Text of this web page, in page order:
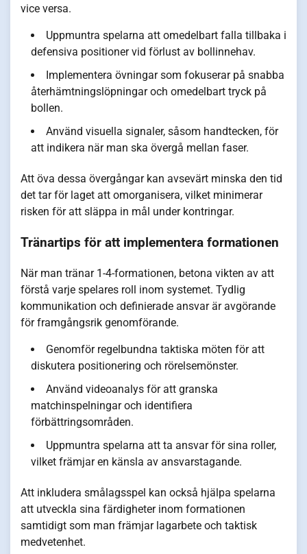
vice versa.
Uppmuntra spelarna att omedelbart falla tillbaka i
defensiva positioner vid förlust av bollinnehav.
Implementera övningar som fokuserar på snabba
återhämtningslöpningar och omedelbart tryck på
bollen.
Använd visuella signaler, såsom handtecken, för
att indikera när man ska övergå mellan faser.
Att öva dessa övergångar kan avsevärt minska den tid
det tar för laget att omorganisera, vilket minimerar
risken för att släppa in mål under kontringar.
Tränartips för att implementera formationen
När man tränar 1-4-formationen, betona vikten av att
förstå varje spelares roll inom systemet. Tydlig
kommunikation och definierade ansvar är avgörande
för framgångsrik genomförande.
Genomför regelbundna taktiska möten för att
diskutera positionering och rörelsemönster.
Använd videoanalys för att granska
matchinspelningar och identifiera
förbättringsområden.
Uppmuntra spelarna att ta ansvar för sina roller,
vilket främjar en känsla av ansvarstagande.
Att inkludera smålagsspel kan också hjälpa spelarna
att utveckla sina färdigheter inom formationen
samtidigt som man främjar lagarbete och taktisk
medvetenhet.